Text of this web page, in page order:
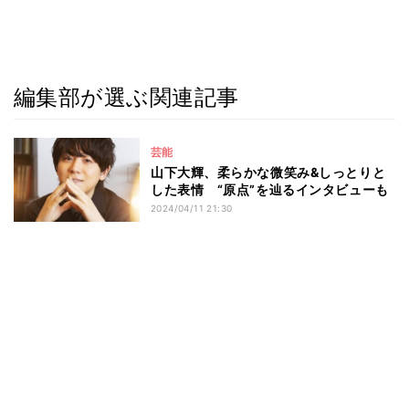
編集部が選ぶ関連記事
芸能
山下大輝、柔らかな微笑み&しっとりと
した表情 “原点”を辿るインタビューも
2024/04/11 21:30